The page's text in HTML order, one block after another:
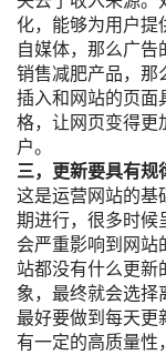
化，能够为用户
自媒体，那么广
销售减肥产品，那
插入和网站的页面
格，让网页变得更
户。
三，更新要具有
这是运营网站的基
期进行，很多时候
会严重影响到网
站都没有什么更
象，最终就会选
最好要做到每天更
有一定的高质量性